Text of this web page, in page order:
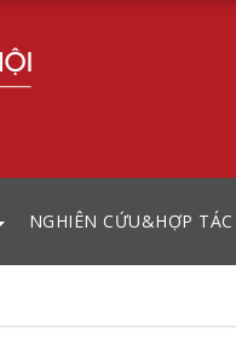
NGHIÊN CỨU&HỢP TÁC